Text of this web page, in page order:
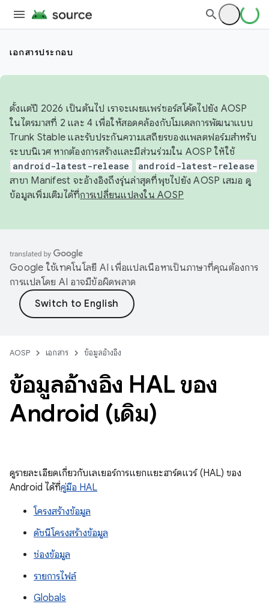
เอกสารประกอบ
ตั้งแต่ปี 2026 เป็นต้นไป เราจะเผยแพร่ซอร์สโค้ดไปยัง AOSP
ในไตรมาสที่ 2 และ 4 เพื่อให้สอดคล้องกับโมเดลการพัฒนาแบบ
Trunk Stable และรับประกันความเสถียรของแพลตฟอร์มสำหรับ
ระบบนิเวศ หากต้องการสร้างและมีส่วนร่วมใน AOSP ให้ใช้
android-latest-release android-latest-release
สาขา Manifest จะอ้างอิงถึงรุ่นล่าสุดที่พุชไปยัง AOSP เสมอ ดู
ข้อมูลเพิ่มเติมได้ที่การเปลี่ยนแปลงใน AOSP
Google ใช้เทคโนโลยี AI เพื่อแปลเนื้อหาเป็นภาษาที่คุณต้องการ
การแปลโดย AI อาจมีข้อผิดพลาด
AOSP เอกสาร ข้อมูลอ้างอิง
ข้อมูลอ้างอิง HAL ของ
Android (เดิม)
ดูรายละเอียดเกี่ยวกับเลเยอร์การแยกแยะฮาร์ดแวร์ (HAL) ของ
Android ได้ที่คู่มือ HAL
โครงสร้างข้อมูล
ดัชนีโครงสร้างข้อมูล
ช่องข้อมูล
รายการไฟล์
Globals